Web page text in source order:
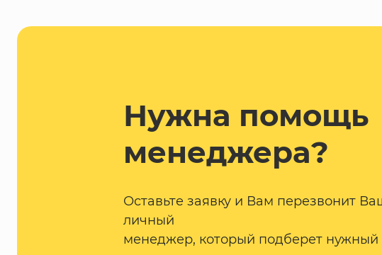
Нужна помощь
менеджера?
Оставьте заявку и Вам перезвонит
личный
менеджер, который подберет нужный